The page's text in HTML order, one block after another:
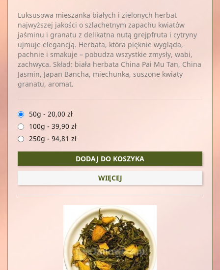
Luksusowa mieszanka białych i zielonych herbat
najwyższej jakości o szlachetnym zapachu kwiatów
jaśminu i granatu z delikatna nutą grejpfruta i cytryny
ujmuje elegancją. Herbata, która pięknie wygląda,
pachnie i smakuje – pobudza wszystkie zmysły, wabi,
zachwyca. Skład: biała herbata China Pai Mu Tan, China
Jasmin, Japan Bancha, miechunka, suszone kwiaty
granatu, aromat.
50g - 20,00 zł
100g - 39,90 zł
250g - 94,81 zł
DODAJ DO KOSZYKA
WIĘCEJ